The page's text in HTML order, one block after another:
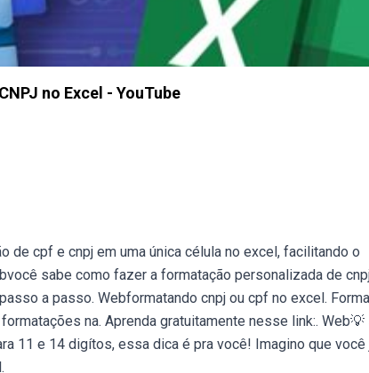
no Excel - YouTube
de cpf e cnpj em uma única célula no excel, facilitando o
sabe como fazer a formatação personalizada de
a passo. Webformatando cnpj ou cpf no excel.
na. Aprenda gratuitamente nesse link:. Web💡
11 e 14 digítos, essa dica é pra você! Imagino que você